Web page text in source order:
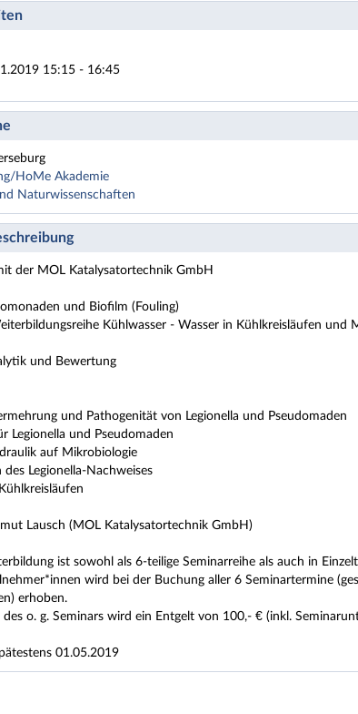
15:15 - 16:45
HoMe Akademie
Naturwissenschaften
der MOL Katalysatortechnik GmbH
und Biofilm (Fouling)
Kühlwasser - Wasser in Kühlkreisläufen und
und Bewertung
und Pathogenität von Legionella und Pseudomaden
Legionella und Pseudomaden
auf Mikrobiologie
Legionella-Nachweises
Lausch (MOL Katalysatortechnik GmbH)
ist sowohl als 6-teilige Seminarreihe als auch in
wird bei der Buchung aller 6 Seminartermine
erhoben.
o. g. Seminars wird ein Entgelt von 100,- € (inkl.
01.05.2019